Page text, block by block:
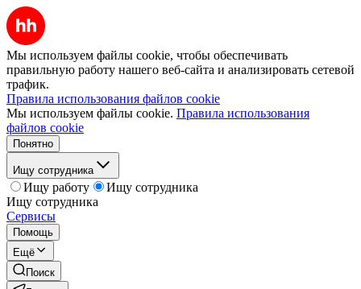
Мы используем файлы cookie, чтобы обеспечивать
правильную работу нашего веб-сайта и анализировать сетевой
трафик.
Правила использования файлов cookie
Мы используем файлы cookie. Правила использования
файлов cookie
Понятно
Ищу сотрудника
Ищу работу
Ищу сотрудника
Ищу сотрудника
Сервисы
Помощь
Ещё
Поиск